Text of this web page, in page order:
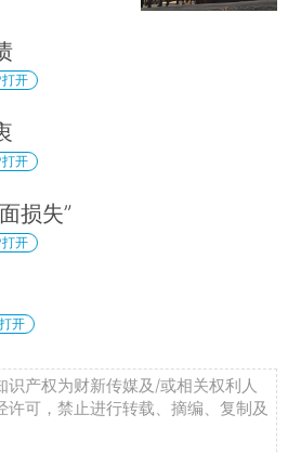
开
开
损失”
开
开
识产权为财新传媒及/或相关权利人
许可，禁止进行转载、摘编、复制及